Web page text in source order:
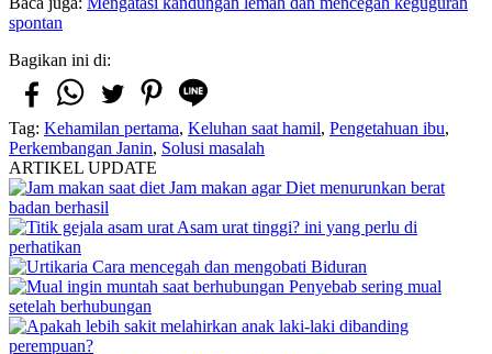
spontan
Bagikan ini di:
Tag: Kehamilan pertama, Keluhan saat hamil, Pengetahuan ibu,
Perkembangan Janin, Solusi masalah
ARTIKEL UPDATE
Jam makan agar Diet menurunkan berat
badan berhasil
Asam urat tinggi? ini yang perlu di
perhatikan
Cara mencegah dan mengobati Biduran
Penyebab sering mual
setelah berhubungan